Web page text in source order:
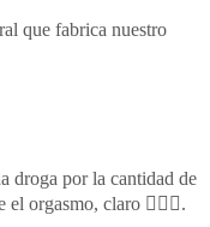
que fabrica nuestro
droga por la cantidad de
el orgasmo, claro ❤️‍🔥🙈.